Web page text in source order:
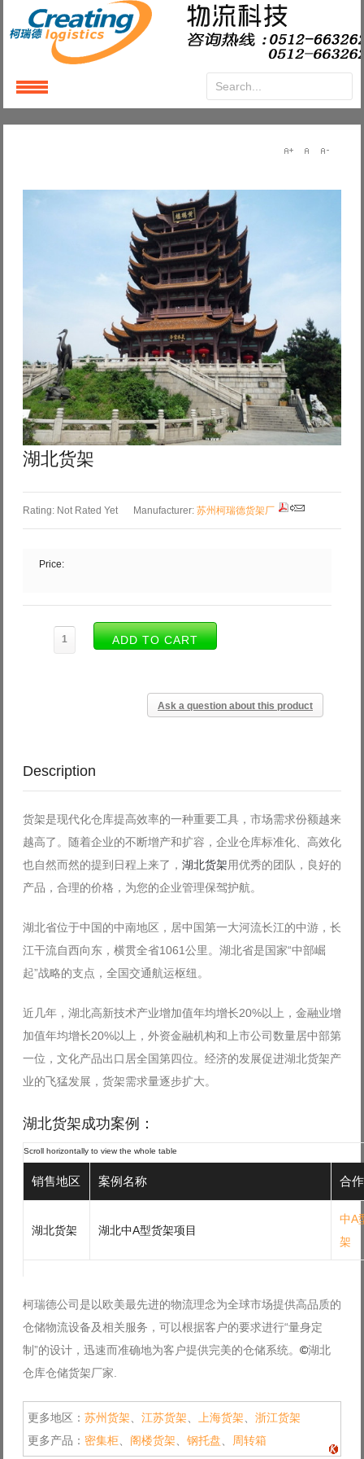
湖北货架
Rating: Not Rated Yet Manufacturer: 苏州柯瑞德货架厂
Price:
Ask a question about this product
Description
货架是现代化仓库提高效率的一种重要工具，市场需求份额越来
越高了。随着企业的不断增产和扩容，企业仓库标准化、高效化
也自然而然的提到日程上来了， 湖北货架用优秀的团队，良好的
产品，合理的价格，为您的企业管理保驾护航。
湖北省位于中国的中南地区，居中国第一大河流长江的中游，长
江干流自西向东，横贯全省1061公里。湖北省是国家“中部崛
起”战略的支点，全国交通航运枢纽。
近几年，湖北高新技术产业增加值年均增长20%以上，金融业增
加值年均增长20%以上，外资金融机构和上市公司数量居中部第
一位，文化产品出口居全国第四位。经济的发展促进湖北货架产
业的飞猛发展，货架需求量逐步扩大。
湖北货架成功案例：
销售地区 案例名称 合
湖北货架 湖北中A型货架项目
中A
架
柯瑞德公司是以欧美最先进的物流理念为全球市场提供高品质的
仓储物流设备及相关服务，可以根据客户的要求进行“量身定
制”的设计，迅速而准确地为客户提供完美的仓储系统。 ©湖北
仓库仓储货架厂家.
更多地区： 苏州货架 江苏货架 上海货架
浙江货架
更多产品： 密集柜 阁楼货架 钢托盘 周转箱
LoginorRegister
Log in with Facebook
Forgot your password?
Forgot your username?